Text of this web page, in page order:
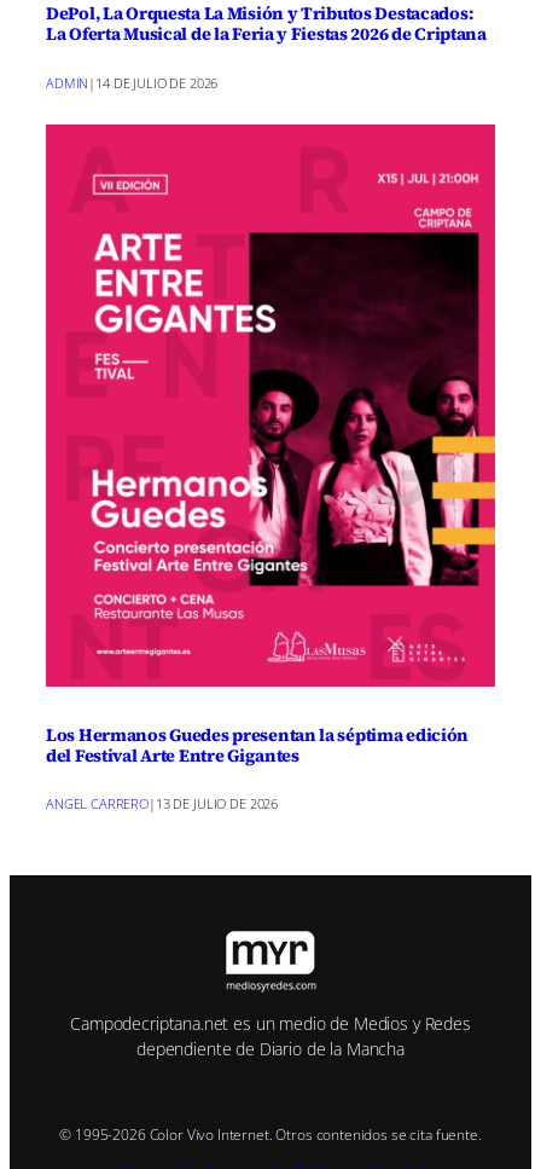
DePol, La Orquesta La Misión y Tributos Destacados:
La Oferta Musical de la Feria y Fiestas 2026 de Criptana
ADMIN | 14 DE JULIO DE 2026
Los Hermanos Guedes presentan la séptima edición
del Festival Arte Entre Gigantes
ANGEL CARRERO| 13 DE JULIO DE 2026
Campodecriptana.net es un medio de Medios y Redes
dependiente de Diario de la Mancha
© 1995-2026 Color Vivo Internet. Otros contenidos se cita fuente.